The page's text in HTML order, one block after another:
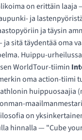
on erittäin laaja
ja
ja täysin
sitä täydentää oma
Huippu-urheilussa
WorldTour-tiimin
oma action-tiimi
huippuosaajia
on
hinnalla — "Cube